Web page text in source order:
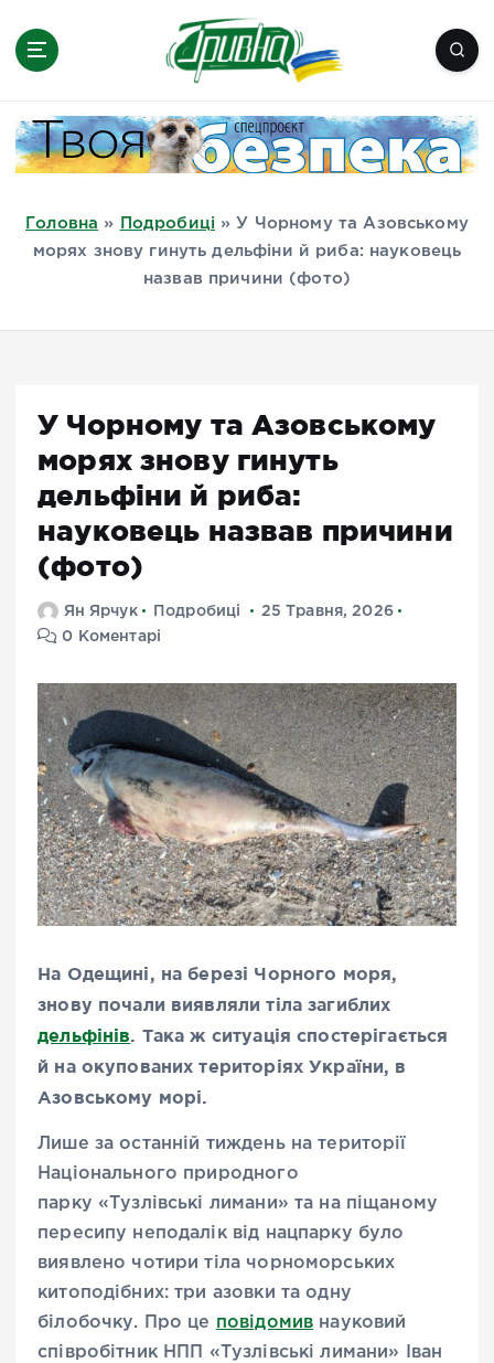
Миколаїв, Одеса, Мелітополь
Головна » Подробиці » У Чорному та Азовському
морях знову гинуть дельфіни й риба: науковець
назвав причини (фото)
У Чорному та Азовському
морях знову гинуть
дельфіни й риба:
науковець назвав причини
(фото)
Ян Ярчук Подробиці
25 Травня, 2026
0 Коментарі
На Одещині, на березі Чорного моря,
знову почали виявляли тіла загиблих
дельфінів. Така ж ситуація спостерігається
й на окупованих територіях України, в
Азовському морі.
Лише за останній тиждень на території
Національного природного
парку «Тузлівські лимани» та на піщаному
пересипу неподалік від нацпарку було
виявлено чотири тіла чорноморських
китоподібних: три азовки та одну
білобочку. Про це повідомив науковий
співробітник НПП «Тузлівські лимани» Іван